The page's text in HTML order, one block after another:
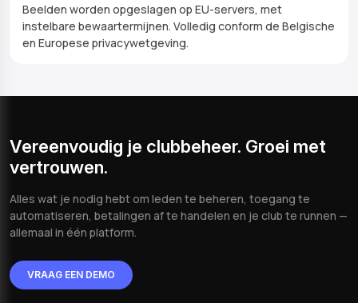
Beelden worden opgeslagen op EU-servers, met
instelbare bewaartermijnen. Volledig conform de Belgische
en Europese privacywetgeving.
Vereenvoudig je clubbeheer. Groei met
vertrouwen.
Alles wat je nodig hebt om leden te beheren, toegang te
automatiseren, betalingen af te handelen en je club te runnen —
allemaal in één platform.
VRAAG EEN DEMO